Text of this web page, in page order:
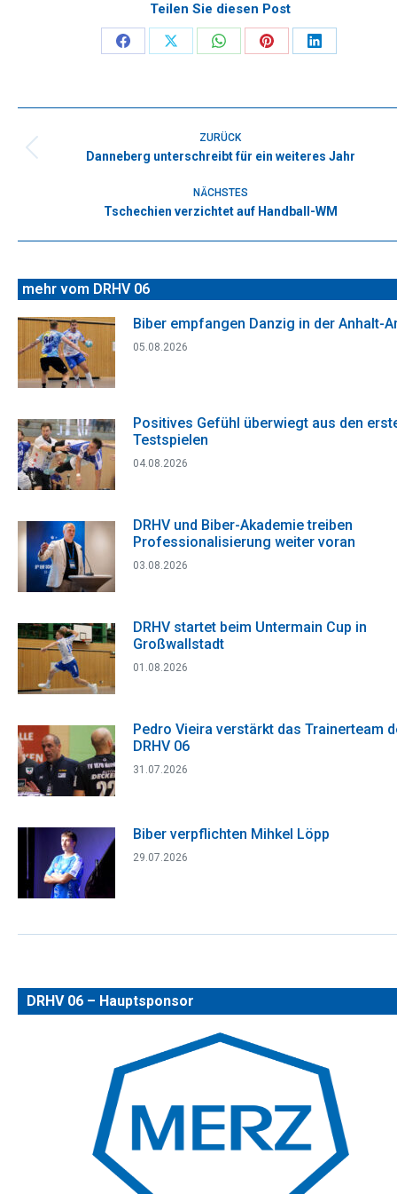
Teilen Sie diesen Post
Share
Facebook
Share
X
Share
WhatsApp
Share
Pinterest
Share
LinkedIn
ZURÜCK
Vorheriger
Danneberg unterschreibt für ein weiteres Jahr
NÄCHSTES
Nächster
Tschechien verzichtet auf Handball-WM
mehr vom DRHV 06
Biber empfangen Danzig in der Anhalt-
05.08.2026
Positives Gefühl überwiegt aus den
Testspielen
04.08.2026
DRHV und Biber-Akademie treiben
Professionalisierung weiter voran
03.08.2026
DRHV startet beim Untermain Cup in
Großwallstadt
01.08.2026
Pedro Vieira verstärkt das Trainerteam
DRHV 06
31.07.2026
Biber verpflichten Mihkel Löpp
29.07.2026
DRHV 06 – Hauptsponsor